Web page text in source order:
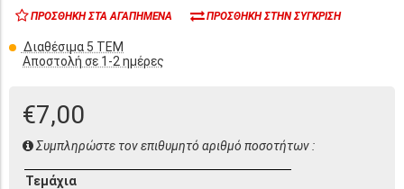
ΠΡΟΣΘΉΚΗ ΣΤΑ ΑΓΑΠΗΜΈΝΑ ΠΡΟΣΘΉΚΗ ΣΤΗΝ ΣΎΓΚΡΙΣΗ
Διαθέσιμα 5 ΤΕΜ
Αποστολή σε 1-2 ημέρες
€7,00
Συμπληρώστε τον επιθυμητό αριθμό ποσοτήτων :
Τεμάχια